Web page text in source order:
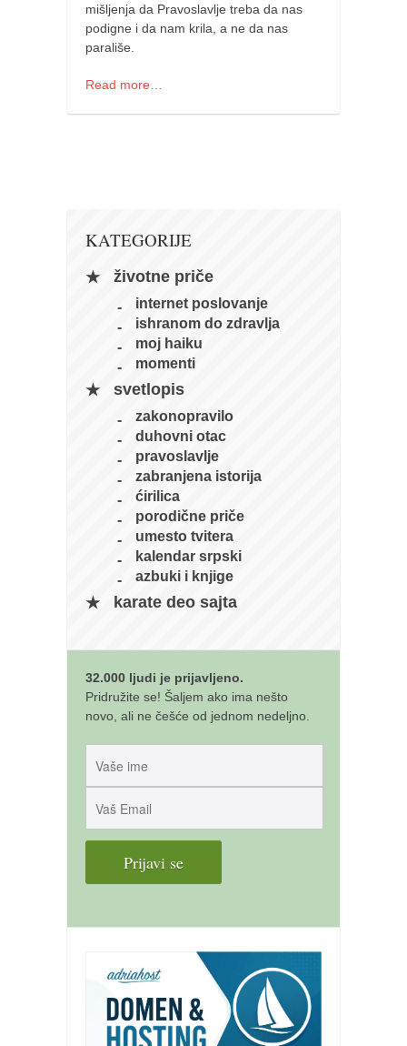
kihon
naihanchi
kushanku
passai
bo
timbei rochin
tsunami dojo
program
snimci nastupa
galerija kluba
kontakt
besplatna e-knjiga
termini treninga
fotke
kontakt
mišljenja da Pravoslavlje treba da nas
podigne i da nam krila, a ne da nas
parališe.
Read more…
KATEGORIJE
životne priče
internet poslovanje
ishranom do zdravlja
moj haiku
momenti
svetlopis
zakonopravilo
duhovni otac
pravoslavlje
zabranjena istorija
ćirilica
porodične priče
umesto tvitera
kalendar srpski
azbuki i knjige
karate deo sajta
32.000 ljudi je prijavljeno.
Pridružite se! Šaljem ako ima nešto
novo, ali ne češće od jednom nedeljno.